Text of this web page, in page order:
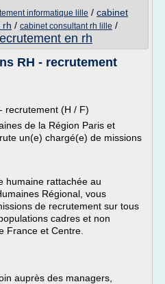
informatique lille / cabinet
rh / cabinet consultant rh lille /
en rh
RH - recrutement
recrutement (H / F)
de la Région Paris et
un(e) chargé(e) de missions
humaine rattachée au
Régional, vous
de recrutement sur tous
cadres et non
France et Centre.
auprès des managers,